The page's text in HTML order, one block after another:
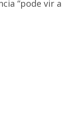
“pode vir a